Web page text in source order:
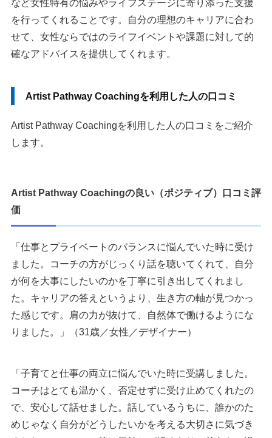
など女性特有の悩みやライフステージに寄り添った支援
を行ってくれることです。自分の理想のキャリアに合わ
せて、女性ならではのライフイベントや課題に対して的
確なアドバイスを提供してくれます。
Artist Pathway Coachingを利用した人の口コミ
Artist Pathway Coachingを利用した人の口コミをご紹介
します。
Artist Pathway Coachingの良い（ポジティブ）口コミ評
価
「仕事とプライベートのバランスに悩んでいた時に受け
ました。コーチの方がじっくり話を聴いてくれて、自分
が何を大事にしたいのかを丁寧に引き出してくれまし
た。キャリアの答えというより、生き方の軸が見つかっ
た感じです。肩の力が抜けて、自然体で働けるようにな
りました。」（31歳／女性／デザイナー）
「子育てと仕事の両立に悩んでいた時に受講しました。
コーチはとても温かく、否定せずに受け止めてくれたの
で、安心して話せました。話しているうちに、誰かのた
めじゃなく自分がどうしたいかを考える大切さに気づき